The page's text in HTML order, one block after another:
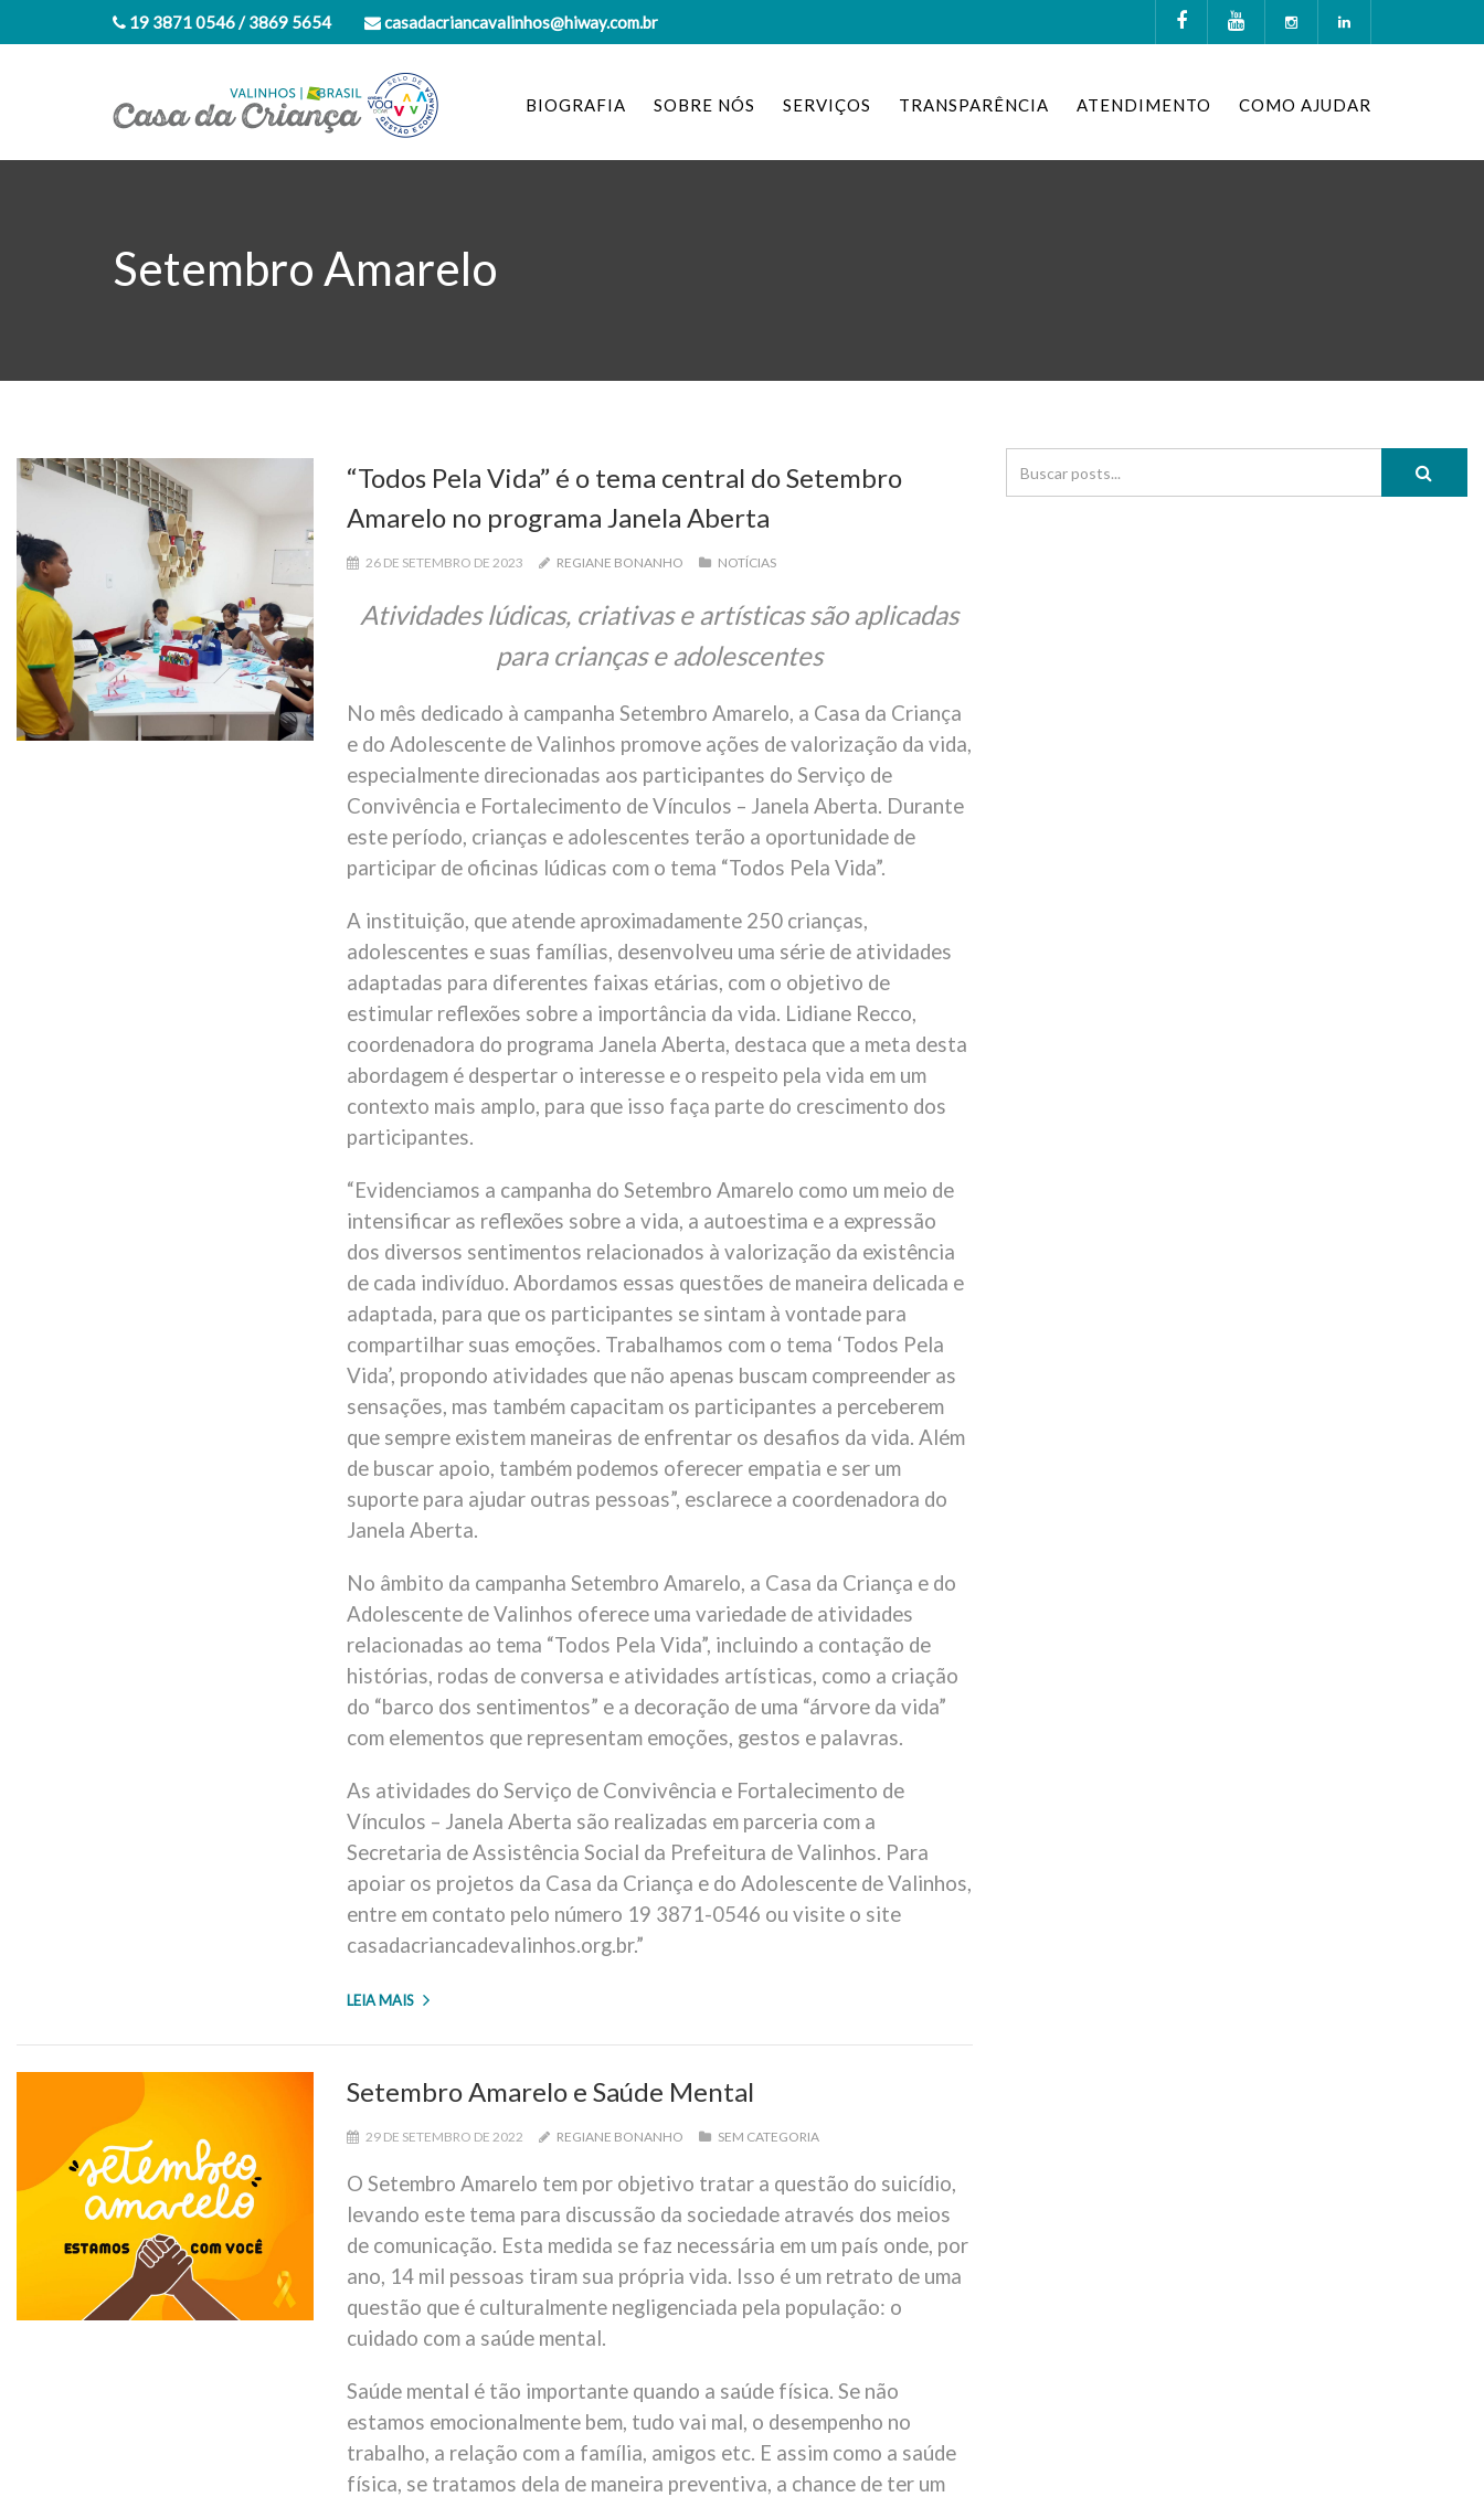
19 3871 0546 / 3869 5654 casadacriancavalinhos@hiway.com.br
BIOGRAFIA SOBRE NÓS SERVIÇOS TRANSPARÊNCIA ATENDIMENTO COMO AJUDAR
Setembro Amarelo
“Todos Pela Vida” é o tema central do Setembro
Amarelo no programa Janela Aberta
26 DE SETEMBRO DE 2023 REGIANE BONANHO NOTÍCIAS
Atividades lúdicas, criativas e artísticas são aplicadas
para crianças e adolescentes
No mês dedicado à campanha Setembro Amarelo, a Casa da Criança
e do Adolescente de Valinhos promove ações de valorização da vida,
especialmente direcionadas aos participantes do Serviço de
Convivência e Fortalecimento de Vínculos – Janela Aberta. Durante
este período, crianças e adolescentes terão a oportunidade de
participar de oficinas lúdicas com o tema “Todos Pela Vida”.
A instituição, que atende aproximadamente 250 crianças,
adolescentes e suas famílias, desenvolveu uma série de atividades
adaptadas para diferentes faixas etárias, com o objetivo de
estimular reflexões sobre a importância da vida. Lidiane Recco,
coordenadora do programa Janela Aberta, destaca que a meta desta
abordagem é despertar o interesse e o respeito pela vida em um
contexto mais amplo, para que isso faça parte do crescimento dos
participantes.
“Evidenciamos a campanha do Setembro Amarelo como um meio de
intensificar as reflexões sobre a vida, a autoestima e a expressão
dos diversos sentimentos relacionados à valorização da existência
de cada indivíduo. Abordamos essas questões de maneira delicada e
adaptada, para que os participantes se sintam à vontade para
compartilhar suas emoções. Trabalhamos com o tema ‘Todos Pela
Vida’, propondo atividades que não apenas buscam compreender as
sensações, mas também capacitam os participantes a perceberem
que sempre existem maneiras de enfrentar os desafios da vida. Além
de buscar apoio, também podemos oferecer empatia e ser um
suporte para ajudar outras pessoas”, esclarece a coordenadora do
Janela Aberta.
No âmbito da campanha Setembro Amarelo, a Casa da Criança e do
Adolescente de Valinhos oferece uma variedade de atividades
relacionadas ao tema “Todos Pela Vida”, incluindo a contação de
histórias, rodas de conversa e atividades artísticas, como a criação
do “barco dos sentimentos” e a decoração de uma “árvore da vida”
com elementos que representam emoções, gestos e palavras.
As atividades do Serviço de Convivência e Fortalecimento de
Vínculos – Janela Aberta são realizadas em parceria com a
Secretaria de Assistência Social da Prefeitura de Valinhos. Para
apoiar os projetos da Casa da Criança e do Adolescente de Valinhos,
entre em contato pelo número 19 3871-0546 ou visite o site
casadacriancadevalinhos.org.br.”
LEIA MAIS
Setembro Amarelo e Saúde Mental
29 DE SETEMBRO DE 2022 REGIANE BONANHO SEM CATEGORIA
O Setembro Amarelo tem por objetivo tratar a questão do suicídio,
levando este tema para discussão da sociedade através dos meios
de comunicação. Esta medida se faz necessária em um país onde, por
ano, 14 mil pessoas tiram sua própria vida. Isso é um retrato de uma
questão que é culturalmente negligenciada pela população: o
cuidado com a saúde mental.
Saúde mental é tão importante quando a saúde física. Se não
estamos emocionalmente bem, tudo vai mal, o desempenho no
trabalho, a relação com a família, amigos etc. E assim como a saúde
física, se tratamos dela de maneira preventiva, a chance de ter um